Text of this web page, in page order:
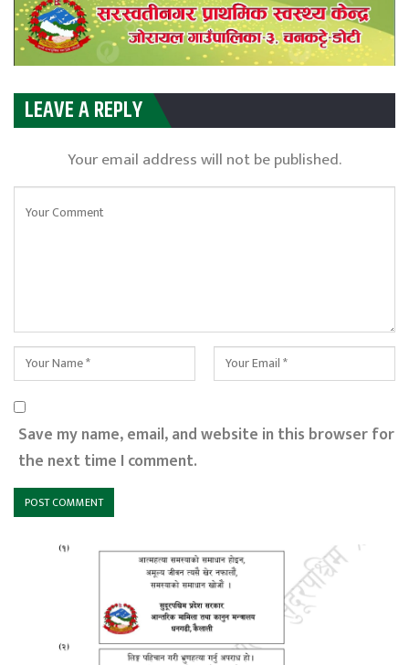
LEAVE A REPLY
Your email address will not be published.
Save my name, email, and website in this browser for
the next time I comment.